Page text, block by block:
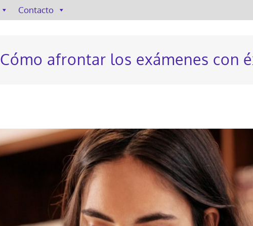
Contacto
Cómo afrontar los exámenes con